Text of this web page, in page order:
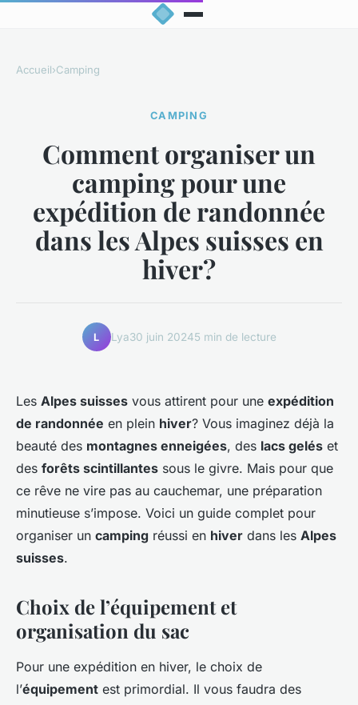
Accueil›Camping
CAMPING
Comment organiser un
camping pour une
expédition de randonnée
dans les Alpes suisses en
hiver?
L Lya30 juin 20245 min de lecture
Les Alpes suisses vous attirent pour une expédition
de randonnée en plein hiver? Vous imaginez déjà la
beauté des montagnes enneigées, des lacs gelés et
des forêts scintillantes sous le givre. Mais pour que
ce rêve ne vire pas au cauchemar, une préparation
minutieuse s’impose. Voici un guide complet pour
organiser un camping réussi en hiver dans les Alpes
suisses.
Choix de l’équipement et
organisation du sac
Pour une expédition en hiver, le choix de
l’équipement est primordial. Il vous faudra des